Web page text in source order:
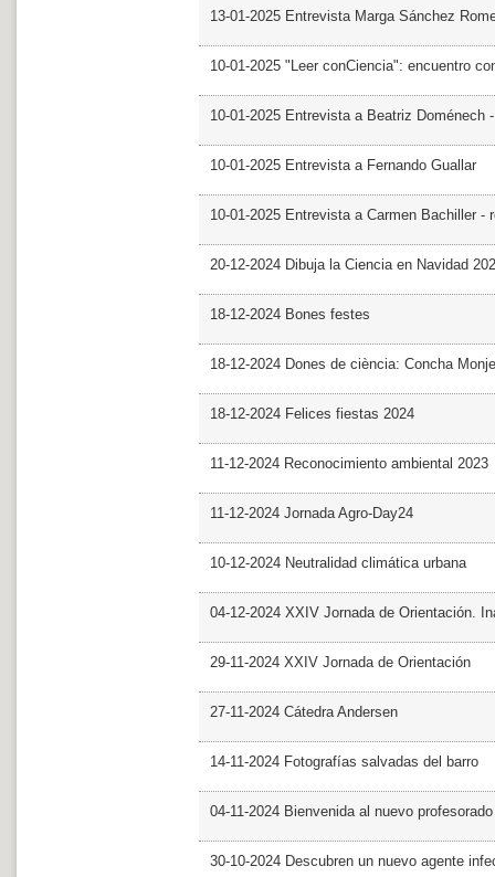
13-01-2025 Entrevista Marga Sánchez
10-01-2025 "Leer conCiencia": encuentro
10-01-2025 Entrevista a Beatriz Doménech
10-01-2025 Entrevista a Fernando Guallar
10-01-2025 Entrevista a Carmen Bachiller -
20-12-2024 Dibuja la Ciencia en Navidad
18-12-2024 Bones festes
18-12-2024 Dones de ciència: Concha Monje
18-12-2024 Felices fiestas 2024
11-12-2024 Reconocimiento ambiental 2023
11-12-2024 Jornada Agro-Day24
10-12-2024 Neutralidad climática urbana
04-12-2024 XXIV Jornada de Orientación.
29-11-2024 XXIV Jornada de Orientación
27-11-2024 Cátedra Andersen
14-11-2024 Fotografías salvadas del barro
04-11-2024 Bienvenida al nuevo profesorado
30-10-2024 Descubren un nuevo agente